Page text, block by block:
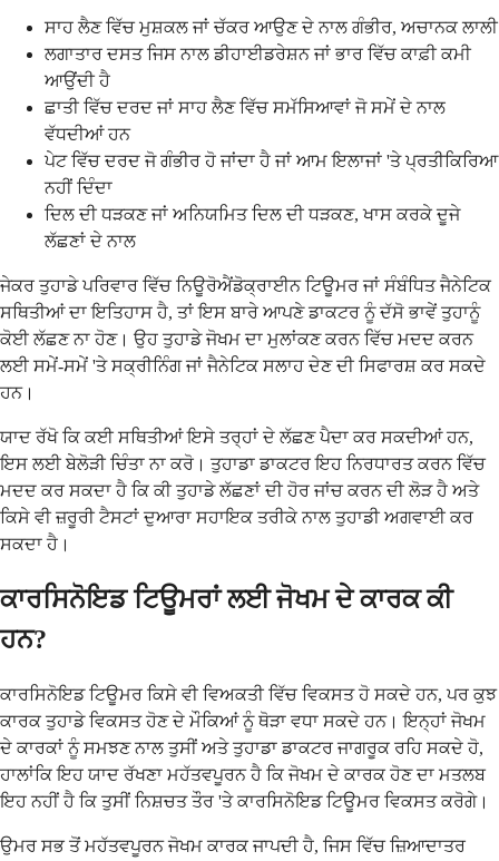
ਸਾਹ ਲੈਣ ਵਿੱਚ ਮੁਸ਼ਕਲ ਜਾਂ ਚੱਕਰ ਆਉਣ ਦੇ ਨਾਲ ਗੰਭੀਰ, ਅਚਾਨਕ ਲਾਲੀ
ਲਗਾਤਾਰ ਦਸਤ ਜਿਸ ਨਾਲ ਡੀਹਾਈਡਰੇਸ਼ਨ ਜਾਂ ਭਾਰ ਵਿੱਚ ਕਾਫ਼ੀ ਕਮੀ
ਆਉਂਦੀ ਹੈ
ਛਾਤੀ ਵਿੱਚ ਦਰਦ ਜਾਂ ਸਾਹ ਲੈਣ ਵਿੱਚ ਸਮੱਸਿਆਵਾਂ ਜੋ ਸਮੇਂ ਦੇ ਨਾਲ
ਵੱਧਦੀਆਂ ਹਨ
ਪੇਟ ਵਿੱਚ ਦਰਦ ਜੋ ਗੰਭੀਰ ਹੋ ਜਾਂਦਾ ਹੈ ਜਾਂ ਆਮ ਇਲਾਜਾਂ 'ਤੇ ਪ੍ਰਤੀਕਿਰਿਆ
ਨਹੀਂ ਦਿੰਦਾ
ਦਿਲ ਦੀ ਧੜਕਣ ਜਾਂ ਅਨਿਯਮਿਤ ਦਿਲ ਦੀ ਧੜਕਣ, ਖਾਸ ਕਰਕੇ ਦੂਜੇ
ਲੱਛਣਾਂ ਦੇ ਨਾਲ
ਜੇਕਰ ਤੁਹਾਡੇ ਪਰਿਵਾਰ ਵਿੱਚ ਨਿਊਰੋਐਂਡੋਕ੍ਰਾਈਨ ਟਿਊਮਰ ਜਾਂ ਸੰਬੰਧਿਤ ਜੈਨੇਟਿਕ
ਸਥਿਤੀਆਂ ਦਾ ਇਤਿਹਾਸ ਹੈ, ਤਾਂ ਇਸ ਬਾਰੇ ਆਪਣੇ ਡਾਕਟਰ ਨੂੰ ਦੱਸੋ ਭਾਵੇਂ ਤੁਹਾਨੂੰ
ਕੋਈ ਲੱਛਣ ਨਾ ਹੋਣ। ਉਹ ਤੁਹਾਡੇ ਜੋਖਮ ਦਾ ਮੁਲਾਂਕਣ ਕਰਨ ਵਿੱਚ ਮਦਦ ਕਰਨ
ਲਈ ਸਮੇਂ-ਸਮੇਂ 'ਤੇ ਸਕ੍ਰੀਨਿੰਗ ਜਾਂ ਜੈਨੇਟਿਕ ਸਲਾਹ ਦੇਣ ਦੀ ਸਿਫਾਰਸ਼ ਕਰ ਸਕਦੇ
ਹਨ।
ਯਾਦ ਰੱਖੋ ਕਿ ਕਈ ਸਥਿਤੀਆਂ ਇਸੇ ਤਰ੍ਹਾਂ ਦੇ ਲੱਛਣ ਪੈਦਾ ਕਰ ਸਕਦੀਆਂ ਹਨ,
ਇਸ ਲਈ ਬੇਲੋੜੀ ਚਿੰਤਾ ਨਾ ਕਰੋ। ਤੁਹਾਡਾ ਡਾਕਟਰ ਇਹ ਨਿਰਧਾਰਤ ਕਰਨ ਵਿੱਚ
ਮਦਦ ਕਰ ਸਕਦਾ ਹੈ ਕਿ ਕੀ ਤੁਹਾਡੇ ਲੱਛਣਾਂ ਦੀ ਹੋਰ ਜਾਂਚ ਕਰਨ ਦੀ ਲੋੜ ਹੈ ਅਤੇ
ਕਿਸੇ ਵੀ ਜ਼ਰੂਰੀ ਟੈਸਟਾਂ ਦੁਆਰਾ ਸਹਾਇਕ ਤਰੀਕੇ ਨਾਲ ਤੁਹਾਡੀ ਅਗਵਾਈ ਕਰ
ਸਕਦਾ ਹੈ।
ਕਾਰਸਿਨੋਇਡ ਟਿਊਮਰਾਂ ਲਈ ਜੋਖਮ ਦੇ ਕਾਰਕ ਕੀ
ਹਨ?
ਕਾਰਸਿਨੋਇਡ ਟਿਊਮਰ ਕਿਸੇ ਵੀ ਵਿਅਕਤੀ ਵਿੱਚ ਵਿਕਸਤ ਹੋ ਸਕਦੇ ਹਨ, ਪਰ ਕੁਝ
ਕਾਰਕ ਤੁਹਾਡੇ ਵਿਕਸਤ ਹੋਣ ਦੇ ਮੌਕਿਆਂ ਨੂੰ ਥੋੜਾ ਵਧਾ ਸਕਦੇ ਹਨ। ਇਨ੍ਹਾਂ ਜੋਖਮ
ਦੇ ਕਾਰਕਾਂ ਨੂੰ ਸਮਝਣ ਨਾਲ ਤੁਸੀਂ ਅਤੇ ਤੁਹਾਡਾ ਡਾਕਟਰ ਜਾਗਰੂਕ ਰਹਿ ਸਕਦੇ ਹੋ,
ਹਾਲਾਂਕਿ ਇਹ ਯਾਦ ਰੱਖਣਾ ਮਹੱਤਵਪੂਰਨ ਹੈ ਕਿ ਜੋਖਮ ਦੇ ਕਾਰਕ ਹੋਣ ਦਾ ਮਤਲਬ
ਇਹ ਨਹੀਂ ਹੈ ਕਿ ਤੁਸੀਂ ਨਿਸ਼ਚਤ ਤੌਰ 'ਤੇ ਕਾਰਸਿਨੋਇਡ ਟਿਊਮਰ ਵਿਕਸਤ ਕਰੋਗੇ।
ਉਮਰ ਸਭ ਤੋਂ ਮਹੱਤਵਪੂਰਨ ਜੋਖਮ ਕਾਰਕ ਜਾਪਦੀ ਹੈ, ਜਿਸ ਵਿੱਚ ਜ਼ਿਆਦਾਤਰ